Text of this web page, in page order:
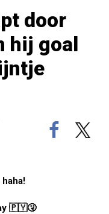
door
hij goal
🇵🇾🤧